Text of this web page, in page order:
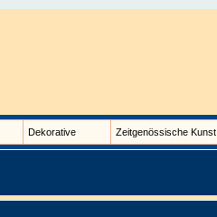
Dekorative Zeitgenössische Kunst